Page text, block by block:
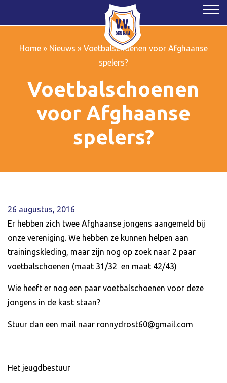
Home» Nieuws » Voetbalschoenen voor Afghaanse
spelers?
Voetbalschoenen
voor Afghaanse
spelers?
26 augustus, 2016
Er hebben zich twee Afghaanse jongens aangemeld bij
onze vereniging. We hebben ze kunnen helpen aan
trainingskleding, maar zijn nog op zoek naar 2 paar
voetbalschoenen (maat 31/32 en maat 42/43)
Wie heeft er nog een paar voetbalschoenen voor deze
jongens in de kast staan?
Stuur dan een mail naar ronnydrost60@gmail.com
Het jeugdbestuur